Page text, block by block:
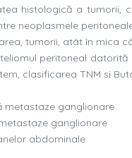
histologică a tumorii,
neoplasmele
tumorii, atât în mica
peritoneal
clasificarea TNM si
metastaze ganglionare
ganglionare
abdominale